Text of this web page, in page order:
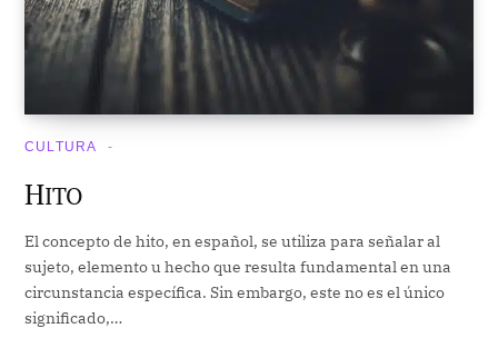
CULTURA
HITO
El concepto de hito, en español, se utiliza para señalar al
sujeto, elemento u hecho que resulta fundamental en una
circunstancia específica. Sin embargo, este no es el único
significado,…